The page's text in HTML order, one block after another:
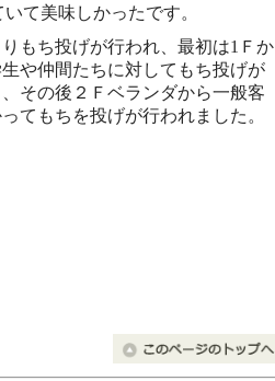
て美味しかったです。
りもち投げが行われ、最初は1Ｆか
生や仲間たちに対してもち投げが
その後２Ｆベランダから一般客
てもちを投げが行われました。